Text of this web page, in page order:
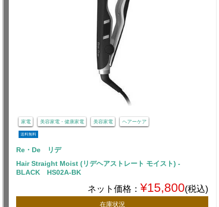
家電 美容家電・健康家電 美容家電 ヘアーケア
送料無料
Re・De リデ
Hair Straight Moist (リデヘアストレート モイスト) -
BLACK HS02A-BK
ネット価格： ¥15,800(税込)
在庫状況